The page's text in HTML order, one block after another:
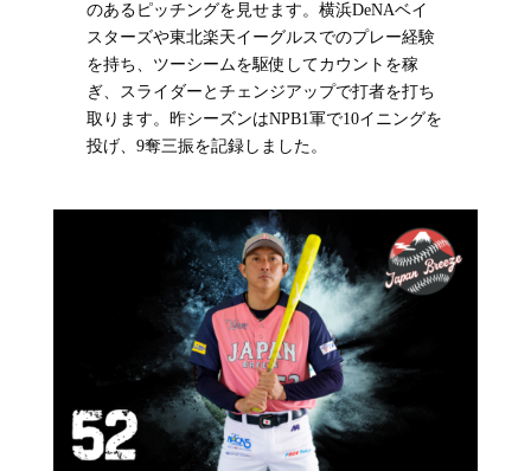
のあるピッチングを見せます。横浜DeNAベイ
スターズや東北楽天イーグルスでのプレー経験
を持ち、ツーシームを駆使してカウントを稼
ぎ、スライダーとチェンジアップで打者を打ち
取ります。昨シーズンはNPB1軍で10イニングを
投げ、9奪三振を記録しました。